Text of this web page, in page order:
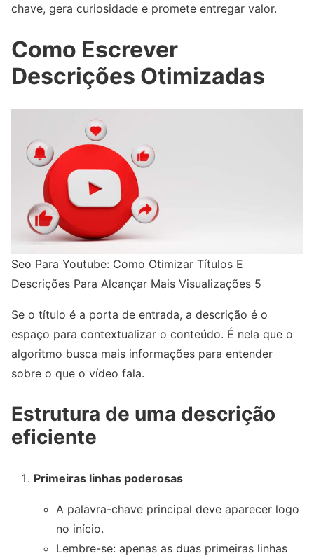
chave, gera curiosidade e promete entregar valor.
Como Escrever
Descrições Otimizadas
Seo Para Youtube: Como Otimizar Títulos E
Descrições Para Alcançar Mais Visualizações 5
Se o título é a porta de entrada, a descrição é o
espaço para contextualizar o conteúdo. É nela que o
algoritmo busca mais informações para entender
sobre o que o vídeo fala.
Estrutura de uma descrição
eficiente
Primeiras linhas poderosas
A palavra-chave principal deve aparecer logo
no início.
Lembre-se: apenas as duas primeiras linhas